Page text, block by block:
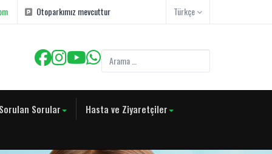
Otoparkımız mevcuttur Türkçe
Sorular
Hasta ve Ziyaretçiler